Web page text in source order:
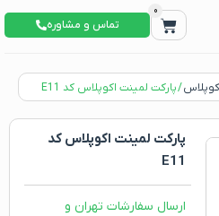
0
تماس و مشاوره
/ پارکت لمینت اکوپلاس کد E11
پارکت لمینت اکوپلاس کد
E11
ارسال سفارشات تهران و